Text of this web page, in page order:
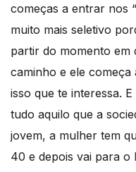
começas a entrar nos
muito mais seletivo
partir do momento em
caminho e ele
isso que te interessa.
tudo aquilo que a
jovem, a mulher tem
40 e depois vai para o